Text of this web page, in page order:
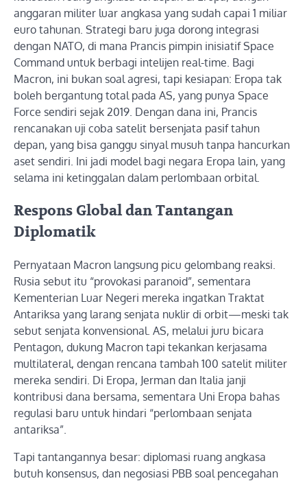
anggaran militer luar angkasa yang sudah capai 1 miliar
euro tahunan. Strategi baru juga dorong integrasi
dengan NATO, di mana Prancis pimpin inisiatif Space
Command untuk berbagi intelijen real-time. Bagi
Macron, ini bukan soal agresi, tapi kesiapan: Eropa tak
boleh bergantung total pada AS, yang punya Space
Force sendiri sejak 2019. Dengan dana ini, Prancis
rencanakan uji coba satelit bersenjata pasif tahun
depan, yang bisa ganggu sinyal musuh tanpa hancurkan
aset sendiri. Ini jadi model bagi negara Eropa lain, yang
selama ini ketinggalan dalam perlombaan orbital.
Respons Global dan Tantangan
Diplomatik
Pernyataan Macron langsung picu gelombang reaksi.
Rusia sebut itu “provokasi paranoid”, sementara
Kementerian Luar Negeri mereka ingatkan Traktat
Antariksa yang larang senjata nuklir di orbit—meski tak
sebut senjata konvensional. AS, melalui juru bicara
Pentagon, dukung Macron tapi tekankan kerjasama
multilateral, dengan rencana tambah 100 satelit militer
mereka sendiri. Di Eropa, Jerman dan Italia janji
kontribusi dana bersama, sementara Uni Eropa bahas
regulasi baru untuk hindari “perlombaan senjata
antariksa”.
Tapi tantangannya besar: diplomasi ruang angkasa
butuh konsensus, dan negosiasi PBB soal pencegahan